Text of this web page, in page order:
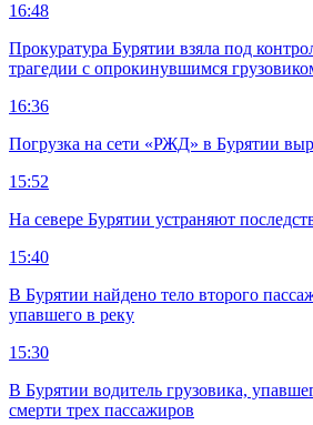
16:48
Прокуратура Бурятии взяла под
трагедии с опрокинувшимся
16:36
Погрузка на сети «РЖД» в Бурятии
15:52
На севере Бурятии устраняют
15:40
В Бурятии найдено тело второго
упавшего в реку
15:30
В Бурятии водитель грузовика,
смерти трех пассажиров